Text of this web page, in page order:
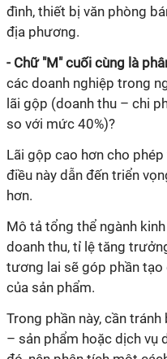
đình, thiết bị văn phòng
địa phương.
- Chữ "M" cuối cùng là
các doanh nghiệp trong
lãi gộp (doanh thu – chi
so với mức 40%)?
Lãi gộp cao hơn cho
điều này dẫn đến triển
hơn.
Mô tả tổng thể ngành
doanh thu, tỉ lệ tăng trư
tương lai sẽ góp phần
của sản phẩm.
Trong phần này, cần
– sản phẩm hoặc dịch vụ